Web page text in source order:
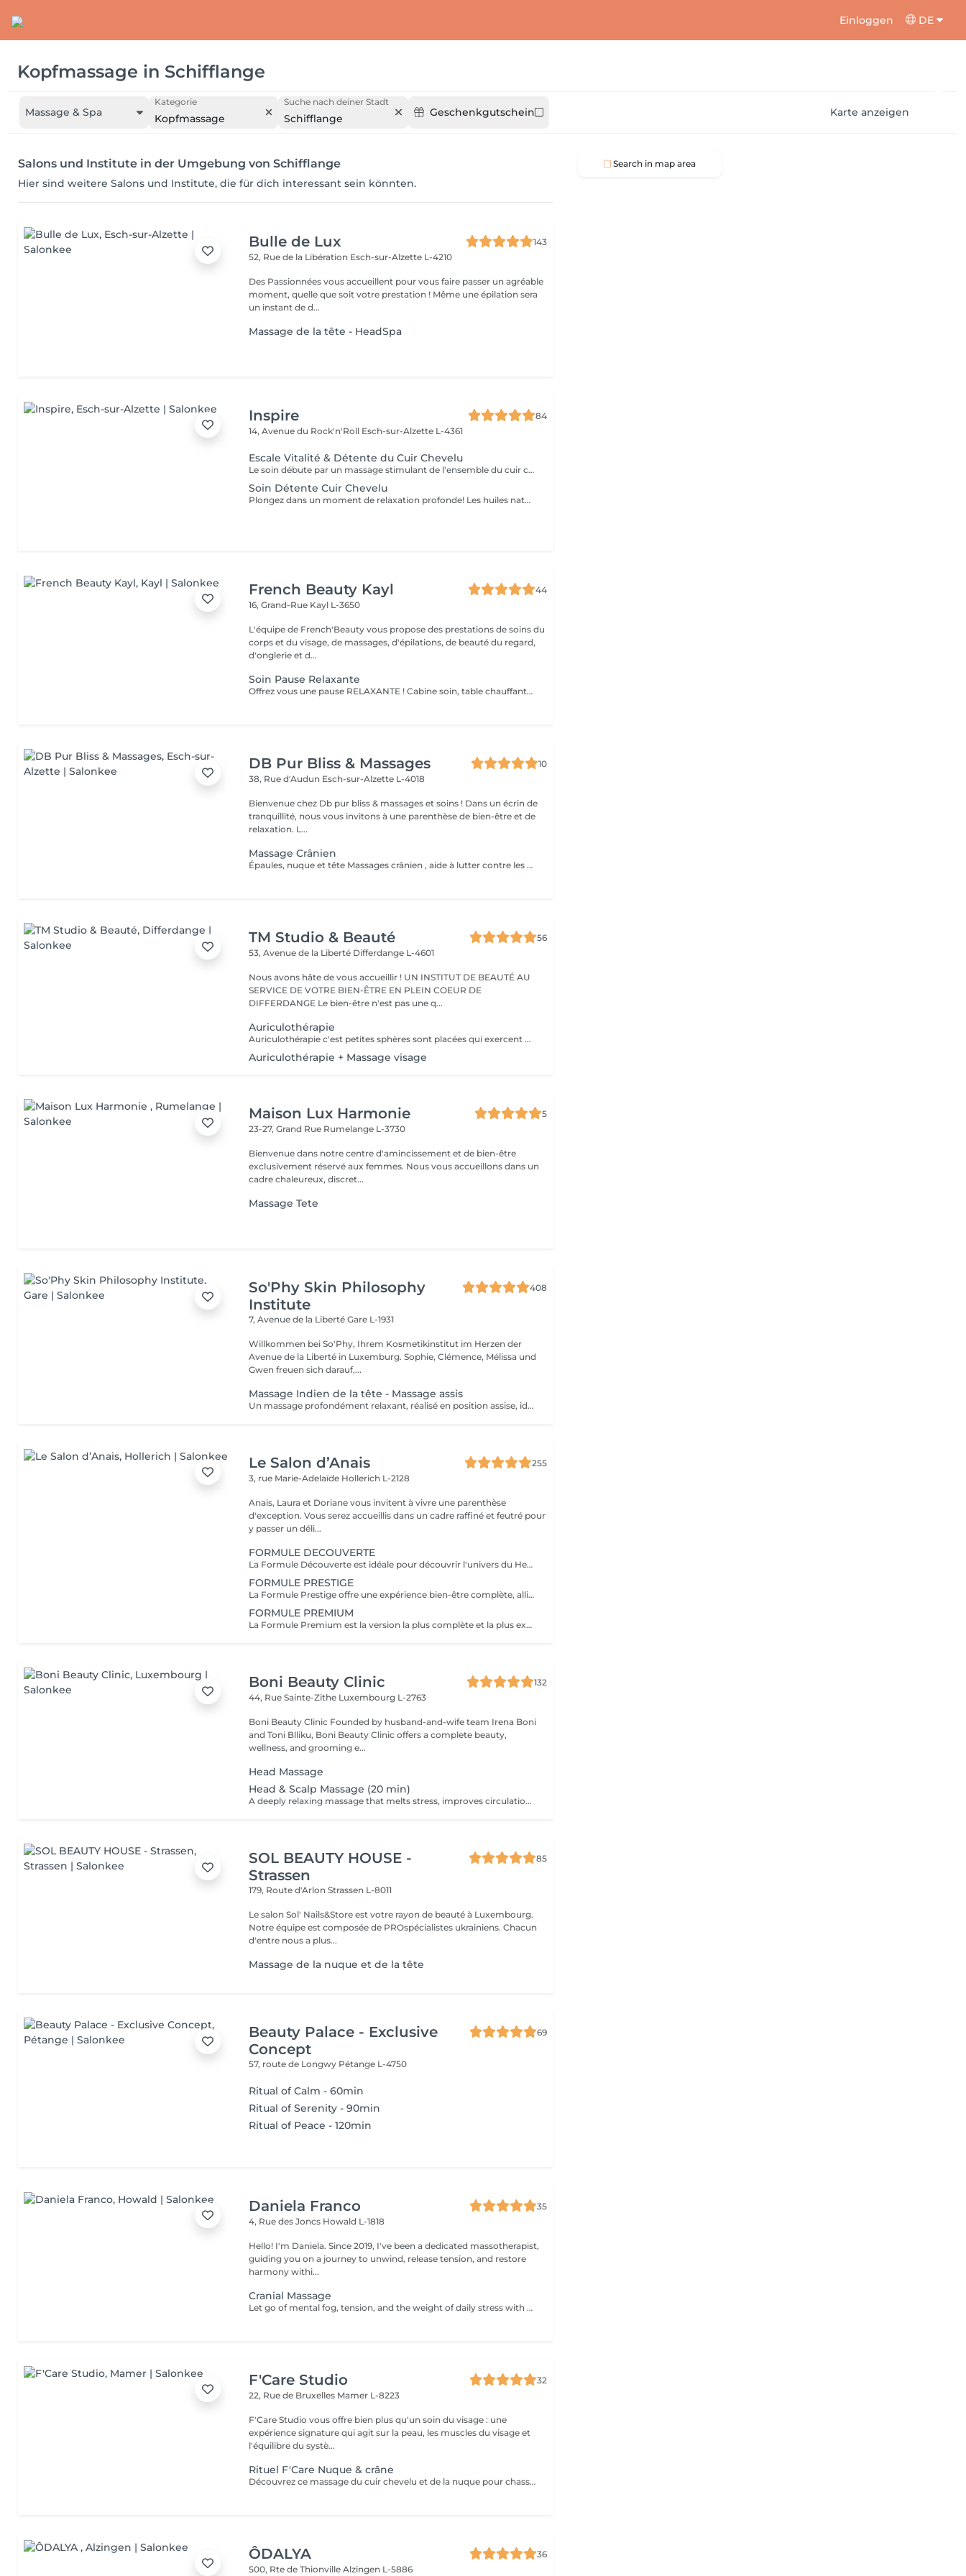
Einloggen DE
Kopfmassage in Schifflange
Massage & Spa
Kategorie
Kopfmassage
Suche nach deiner Stadt
Schifflange Geschenkgutschein Karte anzeigen
Salons und Institute in der Umgebung von Schifflange
Hier sind weitere Salons und Institute, die für dich interessant sein könnten.
Bulle de Lux
143
52, Rue de la Libération Esch-sur-Alzette L-4210
Des Passionnées vous accueillent pour vous faire passer un agréable
moment, quelle que soit votre prestation ! Même une épilation sera
un instant de d...
Massage de la tête - HeadSpa
Inspire
84
14, Avenue du Rock'n'Roll Esch-sur-Alzette L-4361
Escale Vitalité & Détente du Cuir Chevelu
Le soin débute par un massage stimulant de l'ensemble du cuir chevelu afin d'activer la microcirculation et favoriser la vitalité du cheveu. Une huile botanique rafraîchissante est appliquée sur les racines pour purifier le cuir chevelu, apporter une agréable sensation de fraîcheur et contribuer à son équilibre naturel. Une seconde huile au Neem et Coco est ensuite travaillée sur les longueurs et les pointes afin de nourrir, assouplir et protéger la fibre capillaire face aux agressions estivales telles que le soleil, le vent ou les baignades. Les manuvres lentes, enveloppantes et répétitives procurent une profonde sensation de relâchement. Les tensions accumulées se dissipent progressivement tandis que le corps et l'esprit s'abandonnent à une détente profonde. Les cheveux retrouvent douceur, souplesse et éclat, tandis que le cuir chevelu bénéficie d'un véritable bain de fraîcheur. Une parenthèse de bien-être et de calme entre deux soirées terrasses au soleil !
Soin Détente Cuir Chevelu
Plongez dans un moment de relaxation profonde! Les huiles naturelles au Neem stimulent le cuir chevelu et la pousse des cheveux. Le massage de la tête, du cuir chevelu et de la nuque vous emporte dans un doux moment de détente.
French Beauty Kayl
44
16, Grand-Rue Kayl L-3650
L'équipe de French'Beauty vous propose des prestations de soins du
corps et du visage, de massages, d'épilations, de beauté du regard,
d'onglerie et d...
Soin Pause Relaxante
Offrez vous une pause RELAXANTE ! Cabine soin, table chauffante, massage crânien ou pieds ou mains ( 20 minutes ) sur fond sonore relaxant, service thé/café
DB Pur Bliss & Massages
10
38, Rue d'Audun Esch-sur-Alzette L-4018
Bienvenue chez Db pur bliss & massages et soins ! Dans un écrin de
tranquillité, nous vous invitons à une parenthèse de bien-être et de
relaxation. L...
Massage Crânien
Épaules, nuque et tête Massages crânien , aide à lutter contre les migraines , tensions et douleurs cervicales, tensions musculaire des trapèzes liées aux stress et mauvaises postures . Soûlage et détend et apaiser .
TM Studio & Beauté
56
53, Avenue de la Liberté Differdange L-4601
Nous avons hâte de vous accueillir ! UN INSTITUT DE BEAUTÉ AU
SERVICE DE VOTRE BIEN-ÊTRE EN PLEIN COEUR DE
DIFFERDANGE Le bien-être n'est pas une q...
Auriculothérapie
Auriculothérapie c'est petites sphères sont placées qui exercent une pression aux points réflexes de l'oreille. Ils peuvent aider à soulager la douleur, l'anxiété, le stress, inconfort, syndrome prémenstruel, entre autres
Auriculothérapie + Massage visage
Maison Lux Harmonie
5
23-27, Grand Rue Rumelange L-3730
Bienvenue dans notre centre d'amincissement et de bien-être
exclusivement réservé aux femmes. Nous vous accueillons dans un
cadre chaleureux, discret...
Massage Tete
So'Phy Skin Philosophy
Institute
408
7, Avenue de la LibertéGare L-1931
Willkommen bei So'Phy, Ihrem Kosmetikinstitut im Herzen der
Avenue de la Liberté in Luxemburg. Sophie, Clémence, Mélissa und
Gwen freuen sich darauf,...
Massage Indien de la tête - Massage assis
Un massage profondément relaxant, réalisé en position assise, idéal pour relâcher rapidement les tensions accumulées. Inspiré des techniques ayurvédiques, ce soin agit sur le haut du dos, les épaules, la nuque et le cuir chevelu afin de libérer les tensions musculaires et apaiser le système nerveux. Grâce à des manuvres ciblées, il procure une sensation immédiate de légèreté, favorise la détente mentale et améliore la qualité du repos. Un soin idéal pour s'offrir une pause rapide et efficace, relâcher la pression et retrouver une sensation de calme et d'équilibre.
Le Salon d’Anais
255
3, rue Marie-Adelaïde Hollerich L-2128
Anais, Laura et Doriane vous invitent à vivre une parenthèse
d'exception. Vous serez accueillis dans un cadre raffiné et feutré pour
y passer un déli...
FORMULE DECOUVERTE
La Formule Découverte est idéale pour découvrir l'univers du Head Spa et s'offrir un véritable moment de détente. Ce soin associe massage crânien par acupression, diffusion d'eau sous arche et ambiance sensorielle apaisante pour libérer les tensions et favoriser le lâcher-prise. Le cuir chevelu est revitalisé, l'esprit apaisé et les cheveux retrouvent douceur et légèreté. Le séchage des cheveux est inclus à la fin de la prestation. Parfaite pour une première expérience relaxante.
FORMULE PRESTIGE
La Formule Prestige offre une expérience bien-être complète, alliant soin du cuir chevelu, détente capillaire et soin du visage. Grâce à des techniques manuelles ciblées et à une atmosphère enveloppante, cette formule procure une relaxation profonde tout en sublimant la peau et les cheveux. Elle permet de relâcher les tensions, d'améliorer la circulation et de retrouver une sensation d'équilibre et d'harmonie. Le séchage des cheveux est inclus. Idéale pour s'accorder un moment de bien-être global.
FORMULE PREMIUM
La Formule Premium est la version la plus complète et la plus exclusive de l'expérience Head Spa. Elle reprend tous les bienfaits de la Formule Prestige, avec un soin visage complet, un soin capillaire approfondi et une relaxation globale, tout en y ajoutant un gommage du cuir chevelu, une diffusion de vapeur et un massage spécifique réalisé pendant le temps de pause. La vapeur permet d'optimiser l'efficacité des soins, de détendre les muscles en profondeur et de renforcer les bienfaits du massage crânien. Chaque étape est pensée pour offrir un moment d'exception, alliant performance, confort et lâcher-prise total. Le séchage des cheveux est inclus. Recommandée pour vivre l'expérience Head Spa dans sa version la plus luxueuse.
Boni Beauty Clinic
132
44, Rue Sainte-Zithe Luxembourg L-2763
Boni Beauty Clinic Founded by husband-and-wife team Irena Boni
and Toni Blliku, Boni Beauty Clinic offers a complete beauty,
wellness, and grooming e...
Head Massage
Head & Scalp Massage (20 min)
A deeply relaxing massage that melts stress, improves circulation, and leaves you recharged and focused. Indulge in luxury, even on your lunch break. Quick, effective treatments designed to refresh your face, mind, and mood all within 30 to 60 minutes. Ideal for: Professionals, busy moms, and anyone seeking a touch of luxury between meetings. Available weekdays from 11:30 to 14:30
SOL BEAUTY HOUSE -
Strassen
85
179, Route d'ArlonStrassen L-8011
Le salon Sol' Nails&Store est votre rayon de beauté à Luxembourg.
Notre équipe est composée de PROspécialistes ukrainiens. Chacun
d'entre nous a plus...
Massage de la nuque et de la tête
Beauty Palace - Exclusive
Concept
69
57, route de Longwy Pétange L-4750
Ritual of Calm - 60min
Ritual of Serenity - 90min
Ritual of Peace - 120min
Daniela Franco
35
4, Rue des Joncs Howald L-1818
Hello! I'm Daniela. Since 2019, I've been a dedicated massotherapist,
guiding you on a journey to unwind, release tension, and restore
harmony withi...
Cranial Massage
Let go of mental fog, tension, and the weight of daily stress with the Cranial Clarity Ritual calming head massage designed to clear your mind and soothe your nervous system. Through gentle pressure, intuitive touch, and mindful pacing, this ritual helps release built-up tension in the scalp, jaw, temples, and neck while encouraging deep mental stillness. This treatment is perfect for those seeking relief from headaches, mental fatigue, or emotional overload. Leave feeling lighter, clearer, and more groundedwith a renewed sense of mental space and inner serenity. For further questions please contact us.
F'Care Studio
32
22, Rue de Bruxelles Mamer L-8223
F'Care Studio vous offre bien plus qu'un soin du visage : une
expérience signature qui agit sur la peau, les muscles du visage et
l'équilibre du systè...
Rituel F'Care Nuque & crâne
Découvrez ce massage du cuir chevelu et de la nuque pour chasser les tensions physiques et mentales, combattre la fatigue et le stress. Modelage manuel du cuir chevelu sans huile, travail lent des muscles du cou, de la nuque sur-sollicités au quotidien. Les zones sensibles et tendues du crâne sont travaillés avec des techniques d'acupression et des instruments en pierre semi précieuse chauds afin de relaxer à la fois le corps et l'esprit et s'ancrer dans le moment présent. Réel lâcher prise en quelques instants. Les signes de fatigue sont estompés, le visage est parfaitement détendu.
ÔDALYA
36
500, Rte de ThionvilleAlzingen L-5886
Search in map area